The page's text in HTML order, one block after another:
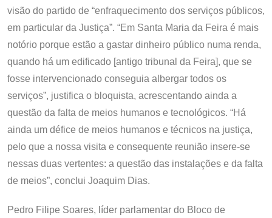
visão do partido de “enfraquecimento dos serviços públicos,
em particular da Justiça”. “Em Santa Maria da Feira é mais
notório porque estão a gastar dinheiro público numa renda,
quando há um edificado [antigo tribunal da Feira], que se
fosse intervencionado conseguia albergar todos os
serviços”, justifica o bloquista, acrescentando ainda a
questão da falta de meios humanos e tecnológicos. “Há
ainda um défice de meios humanos e técnicos na justiça,
pelo que a nossa visita e consequente reunião insere-se
nessas duas vertentes: a questão das instalações e da falta
de meios”, conclui Joaquim Dias.
Pedro Filipe Soares, líder parlamentar do Bloco de